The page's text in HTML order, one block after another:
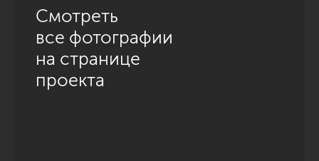
Смотреть
все фотографии
на странице
проекта